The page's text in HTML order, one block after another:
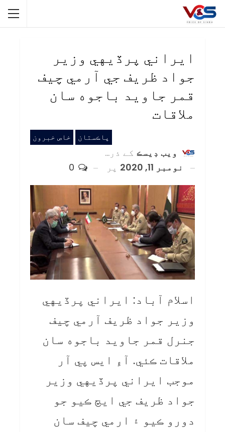
ايراني پرڏيهي وزير
جواد ظريف جي آرمي چيف
قمر جاويد باجوه سان
ملاقات
پاڪستان خاص خبرون
ويب ڊيسڪ کے ذریعہ
نومبر 11, 2020
پر
اسلام آباد: ايراني پرڏيهي
وزير جواد ظريف آرمي چيف
جنرل قمر جاويد باجوه سان
ملاقات ڪئي. آءِ ايس پي آر
موجب ايراني پرڏيهي وزير
جواد ظريف جي ايڇ ڪيو جو
دورو ڪيو ۽ ارمي چيف سان